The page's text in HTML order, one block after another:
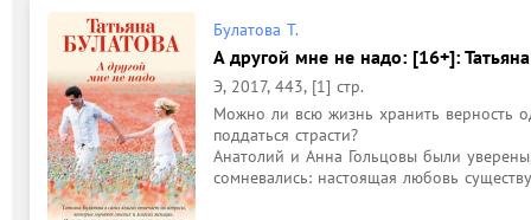
Булатова Т.
А другой мне не надо: [16+]:
Э, 2017, 443, [1] стр.
Можно ли всю жизнь хранить верность
поддаться страсти?
Анатолий и Анна Гольцовы были
сомневались: настоящая любовь